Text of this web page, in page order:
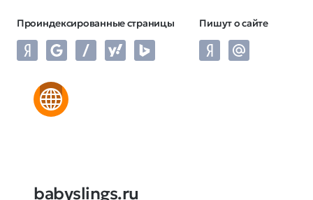
Проиндексированные страницы Пишут о сайте
babyslings.ru